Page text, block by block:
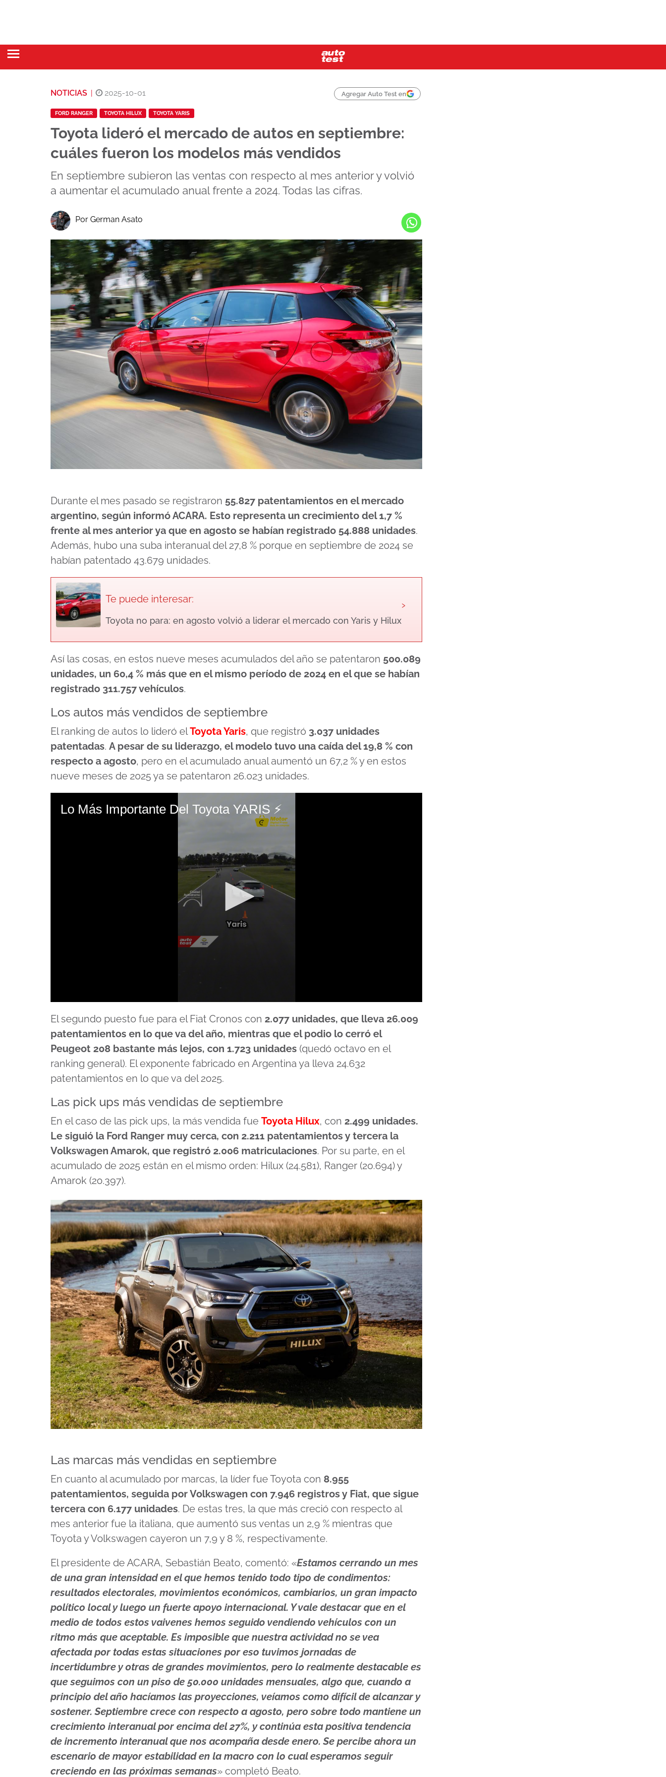
NOTICIAS 2025-10-01 Agregar Auto Test en
FORD RANGER TOYOTA HILUX TOYOTA YARIS
Toyota lideró el mercado de autos en septiembre:
cuáles fueron los modelos más vendidos
En septiembre subieron las ventas con respecto al mes anterior y volvió
a aumentar el acumulado anual frente a 2024. Todas las cifras.
Por German Asato
Durante el mes pasado se registraron 55.827 patentamientos en el mercado
argentino, según informó ACARA. Esto representa un crecimiento del 1,7 %
frente al mes anterior ya que en agosto se habían registrado 54.888 unidades.
Además, hubo una suba interanual del 27,8 % porque en septiembre de 2024 se
habían patentado 43.679 unidades.
Te puede interesar:
Toyota no para: en agosto volvió a liderar el mercado con Yaris y Hilux
›
Así las cosas, en estos nueve meses acumulados del año se patentaron 500.089
unidades, un 60,4 % más que en el mismo período de 2024 en el que se habían
registrado 311.757 vehículos.
Los autos más vendidos de septiembre
El ranking de autos lo lideró elToyota Yaris, que registró 3.037 unidades
patentadas. A pesar de su liderazgo, el modelo tuvo una caída del 19,8 % con
respecto a agosto, pero en el acumulado anual aumentó un 67,2 % y en estos
nueve meses de 2025 ya se patentaron 26.023 unidades.
Lo Más Importante Del Toyota YARIS ⚡
seconds
of
minute,
13
secondsVolume
90%
El segundo puesto fue para el Fiat Cronos con 2.077 unidades, que lleva 26.009
patentamientos en lo que va del año, mientras que el podio lo cerró el
Peugeot 208 bastante más lejos, con 1.723 unidades (quedó octavo en el
ranking general). El exponente fabricado en Argentina ya lleva 24.632
patentamientos en lo que va del 2025.
Las pick ups más vendidas de septiembre
En el caso de las pick ups, la más vendida fue Toyota Hilux, con 2.499 unidades.
Le siguió la Ford Ranger muy cerca, con 2.211 patentamientos y tercera la
Volkswagen Amarok, que registró 2.006 matriculaciones. Por su parte, en el
acumulado de 2025 están en el mismo orden: Hilux (24.581), Ranger (20.694) y
Amarok (20.397).
Las marcas más vendidas en septiembre
En cuanto al acumulado por marcas, la líder fue Toyota con 8.955
patentamientos, seguida por Volkswagen con 7.946 registros y Fiat, que sigue
tercera con 6.177 unidades. De estas tres, la que más creció con respecto al
mes anterior fue la italiana, que aumentó sus ventas un 2,9 % mientras que
Toyota y Volkswagen cayeron un 7,9 y 8 %, respectivamente.
El presidente de ACARA, Sebastián Beato, comentó: «Estamos cerrando un mes
de una gran intensidad en el que hemos tenido todo tipo de condimentos:
resultados electorales, movimientos económicos, cambiarios, un gran impacto
político local y luego un fuerte apoyo internacional. Y vale destacar que en el
medio de todos estos vaivenes hemos seguido vendiendo vehículos con un
ritmo más que aceptable. Es imposible que nuestra actividad no se vea
afectada por todas estas situaciones por eso tuvimos jornadas de
incertidumbre y otras de grandes movimientos, pero lo realmente destacable es
que seguimos con un piso de 50.000 unidades mensuales, algo que, cuando a
principio del año hacíamos las proyecciones, veíamos como difícil de alcanzar y
sostener. Septiembre crece con respecto a agosto, pero sobre todo mantiene un
crecimiento interanual por encima del 27%, y continúa esta positiva tendencia
de incremento interanual que nos acompaña desde enero. Se percibe ahora un
escenario de mayor estabilidad en la macro con lo cual esperamos seguir
creciendo en las próximas semanas» completó Beato.